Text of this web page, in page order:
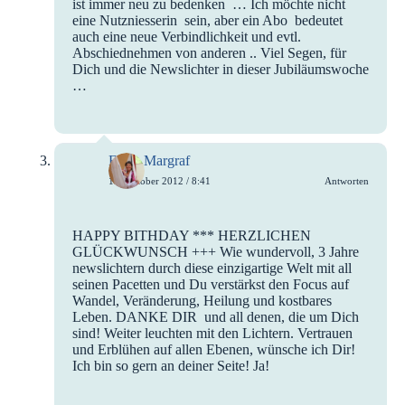
ist immer neu zu bedenken … Ich möchte nicht
eine Nutzniesserin sein, aber ein Abo bedeutet
auch eine neue Verbindlichkeit und evtl.
Abschiednehmen von anderen .. Viel Segen, für
Dich und die Newslichter in dieser Jubiläumswoche
…
Elske Margraf
17. Oktober 2012 / 8:41 Antworten
HAPPY BITHDAY *** HERZLICHEN
GLÜCKWUNSCH +++ Wie wundervoll, 3 Jahre
newslichtern durch diese einzigartige Welt mit all
seinen Pacetten und Du verstärkst den Focus auf
Wandel, Veränderung, Heilung und kostbares
Leben. DANKE DIR und all denen, die um Dich
sind! Weiter leuchten mit den Lichtern. Vertrauen
und Erblühen auf allen Ebenen, wünsche ich Dir!
Ich bin so gern an deiner Seite! Ja!